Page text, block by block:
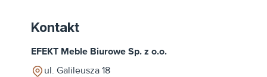
Kontakt
EFEKT Meble Biurowe Sp. z o.o.
ul. Galileusza 18